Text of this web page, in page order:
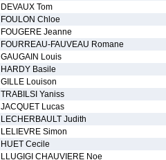
DEVAUX Tom
FOULON Chloe
FOUGERE Jeanne
FOURREAU-FAUVEAU Romane
GAUGAIN Louis
HARDY Basile
GILLE Louison
TRABILSI Yaniss
JACQUET Lucas
LECHERBAULT Judith
LELIEVRE Simon
HUET Cecile
LLUGIGI CHAUVIERE Noe